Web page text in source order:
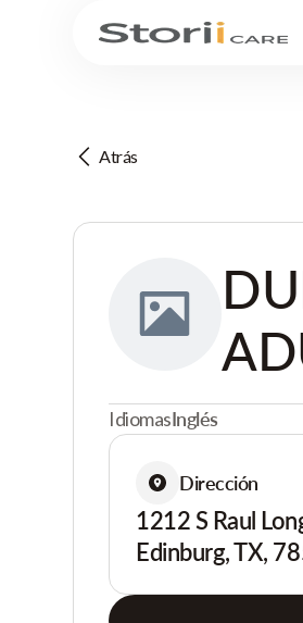
Atrás
IdiomasInglés
Dirección
1212 S Raul
Edinburg, TX,